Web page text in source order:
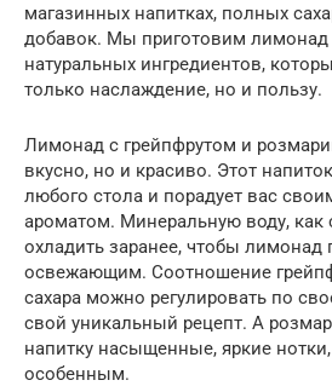
магазинных напитках, полных
добавок. Мы приготовим лимонад
натуральных ингредиентов,
только наслаждение, но и пользу.
Лимонад с грейпфрутом и
вкусно, но и красиво. Этот
любого стола и порадует вас
ароматом. Минеральную воду, как
охладить заранее, чтобы лимонад
освежающим. Соотношение
сахара можно регулировать по
свой уникальный рецепт. А
напитку насыщенные, яркие нотки,
особенным.